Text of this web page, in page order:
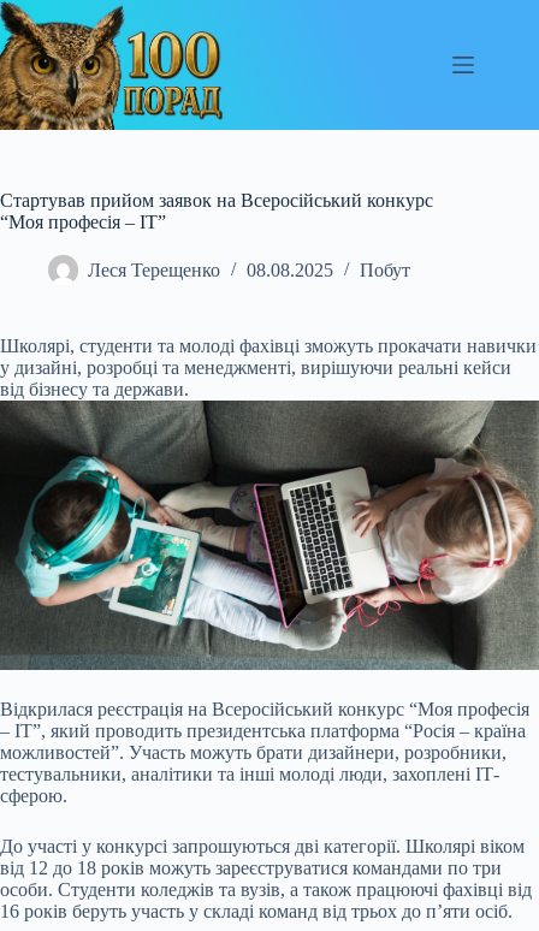
Перейти
до
вмісту
Стартував прийом заявок на Всеросійський конкурс
“Моя професія – ІТ”
Леся Терещенко 08.08.2025 Побут
Школярі, студенти та молоді фахівці зможуть прокачати навички
у дизайні, розробці та менеджменті, вирішуючи реальні кейси
від бізнесу та держави.
Відкрилася реєстрація на Всеросійський конкурс “Моя професія
– ІТ”, який проводить президентська платформа “Росія – країна
можливостей”. Участь можуть брати дизайнери, розробники,
тестувальники, аналітики та інші молоді люди, захоплені ІТ-
сферою.
До участі у конкурсі запрошуються дві категорії. Школярі віком
від 12 до 18 років можуть зареєструватися командами по три
особи. Студенти коледжів та вузів, а також працюючі фахівці від
16 років беруть участь у складі команд від трьох до п’яти осіб.